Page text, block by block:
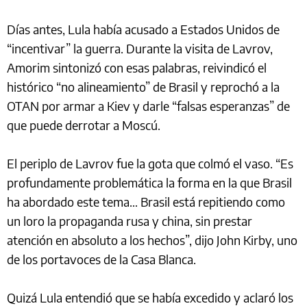
Días antes, Lula había acusado a Estados Unidos de
“incentivar” la guerra. Durante la visita de Lavrov,
Amorim sintonizó con esas palabras, reivindicó el
histórico “no alineamiento” de Brasil y reprochó a la
OTAN por armar a Kiev y darle “falsas esperanzas” de
que puede derrotar a Moscú.
El periplo de Lavrov fue la gota que colmó el vaso. “Es
profundamente problemática la forma en la que Brasil
ha abordado este tema… Brasil está repitiendo como
un loro la propaganda rusa y china, sin prestar
atención en absoluto a los hechos”, dijo John Kirby, uno
de los portavoces de la Casa Blanca.
Quizá Lula entendió que se había excedido y aclaró los